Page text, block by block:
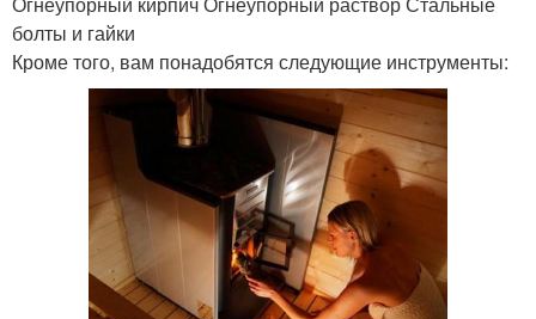
болты и гайки
Кроме того, вам понадобятся следующие инструменты: